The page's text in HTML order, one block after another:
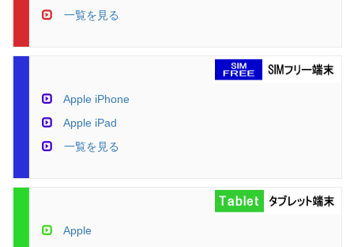
一覧を見る
Apple iPhone
Apple iPad
一覧を見る
Apple